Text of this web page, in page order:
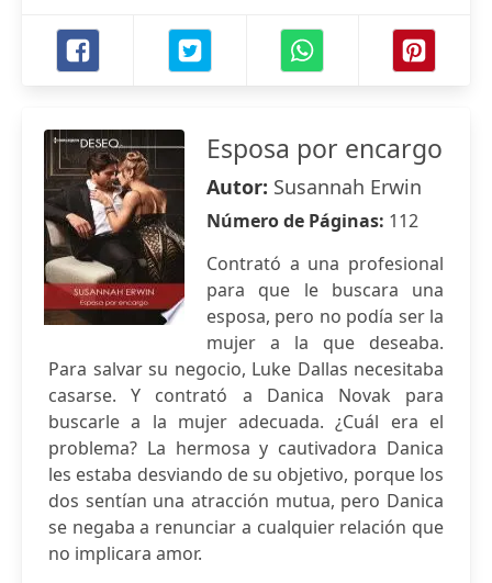
Esposa por encargo
Autor: Susannah Erwin
Número de Páginas: 112
Contrató a una profesional
para que le buscara una
esposa, pero no podía ser la
mujer a la que deseaba.
Para salvar su negocio, Luke Dallas necesitaba
casarse. Y contrató a Danica Novak para
buscarle a la mujer adecuada. ¿Cuál era el
problema? La hermosa y cautivadora Danica
les estaba desviando de su objetivo, porque los
dos sentían una atracción mutua, pero Danica
se negaba a renunciar a cualquier relación que
no implicara amor.